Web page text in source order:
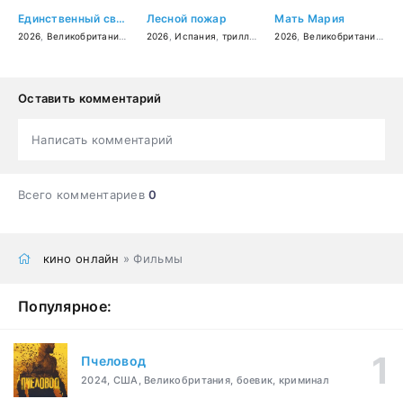
Единственный свидетель
2026 Великобритания США,драма,криминал
Лесной пожар
2026 ,Испания триллер драма
Мать Мария
2026 Великобритания
Оставить комментарий
Написать комментарий
Всего комментариев0
кино онлайн » Фильмы
Популярное:
Пчеловод
2024, США, Великобритания, боевик, криминал